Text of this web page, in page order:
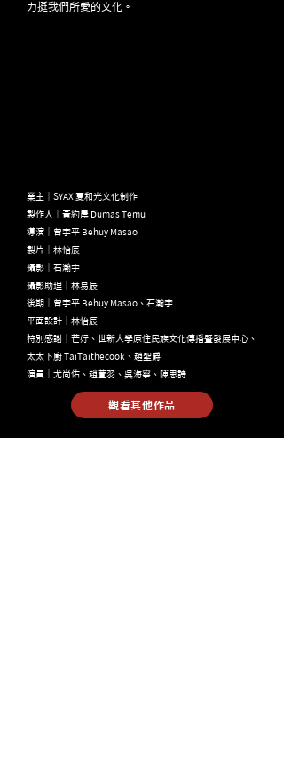
力挺我們所愛的文化。
業主｜SYAX 夏和光文化制作
製作人｜黃約農 Dumas Temu
導演｜曾宇平 Behuy Masao
製片｜林怡辰
​攝影｜石瀚宇
攝影助理｜林易辰
後期｜曾宇平 Behuy Masao、石瀚宇
平面設計｜林怡辰
特別感謝｜芒好、世新大學原住民族文化傳播暨發展中心、
太太下廚 TaiTaithecook、趙聖爵
演員｜尤尚佑、趙萱羽、吳海寧、陳思詩
觀看其他作品